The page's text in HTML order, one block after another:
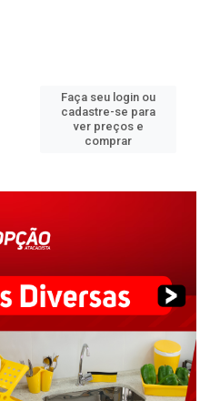
Faça seu login ou
cadastre-se para
ver preços e
comprar